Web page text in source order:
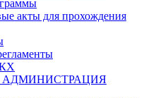
акты для прохождения